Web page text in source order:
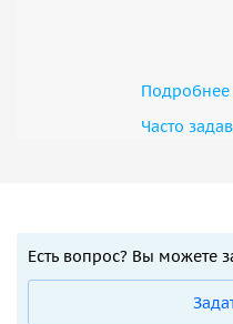
Подробнее
Часто
Есть вопрос? Вы можете